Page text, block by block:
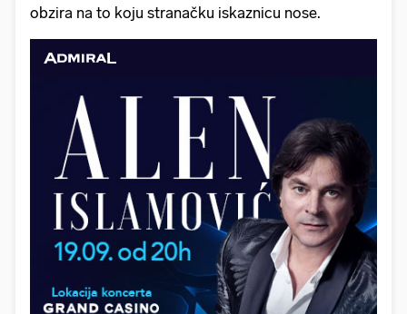
obzira na to koju stranačku iskaznicu nose.